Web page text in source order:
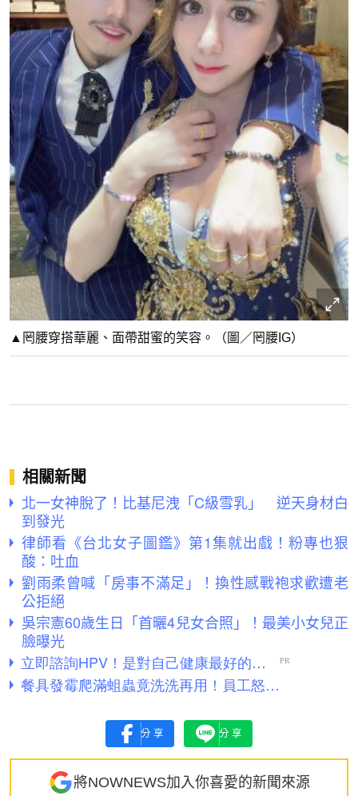
▲罔腰穿搭華麗、面帶甜蜜的笑容。（圖／罔腰IG）
相關新聞
北一女神脫了！比基尼洩「C級雪乳」 逆天身材白
到發光
律師看《台北女子圖鑑》第1集就出戲！粉專也狠
酸：吐血
劉雨柔曾喊「房事不滿足」！換性感戰袍求歡遭老
公拒絕
吳宗憲60歲生日「首曬4兒女合照」！最美小女兒正
臉曝光
分享 分享
將NOWNEWS加入你喜愛的新聞來源